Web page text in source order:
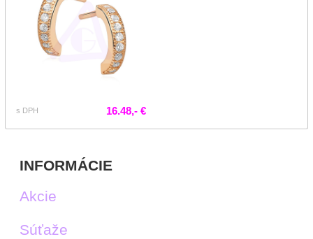
s DPH 16.48,- €
INFORMÁCIE
Akcie
Súťaže